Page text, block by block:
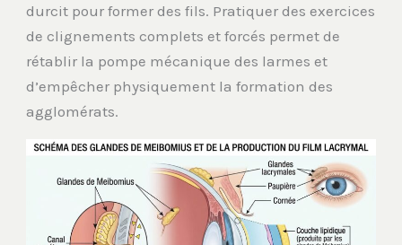
durcit pour former des fils. Pratiquer des exercices
de clignements complets et forcés permet de
rétablir la pompe mécanique des larmes et
d’empêcher physiquement la formation des
agglomérats.